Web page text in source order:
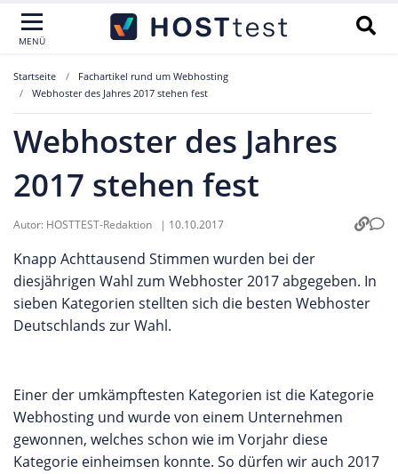
MENÜ
Startseite
Fachartikel rund um Webhosting
Webhoster des Jahres 2017 stehen fest
Webhoster des Jahres
2017 stehen fest
Autor: HOSTTEST-Redaktion | 10.10.2017
Knapp Achttausend Stimmen wurden bei der
diesjährigen Wahl zum Webhoster 2017 abgegeben. In
sieben Kategorien stellten sich die besten Webhoster
Deutschlands zur Wahl.
Einer der umkämpftesten Kategorien ist die Kategorie
Webhosting und wurde von einem Unternehmen
gewonnen, welches schon wie im Vorjahr diese
Kategorie einheimsen konnte. So dürfen wir auch 2017